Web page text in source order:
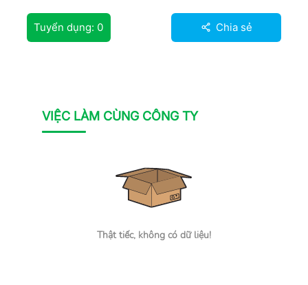
Tuyển dụng: 0 Chia sẻ
VIỆC LÀM CÙNG CÔNG TY
Thật tiếc, không có dữ liệu!